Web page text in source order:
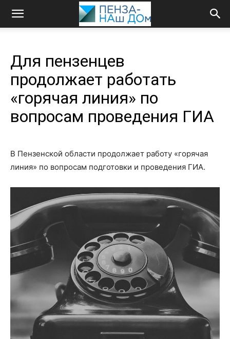
Для пензенцев
продолжает работать
«горячая линия» по
вопросам проведения ГИА
В Пензенской области продолжает работу «горячая
линия» по вопросам подготовки и проведения ГИА.